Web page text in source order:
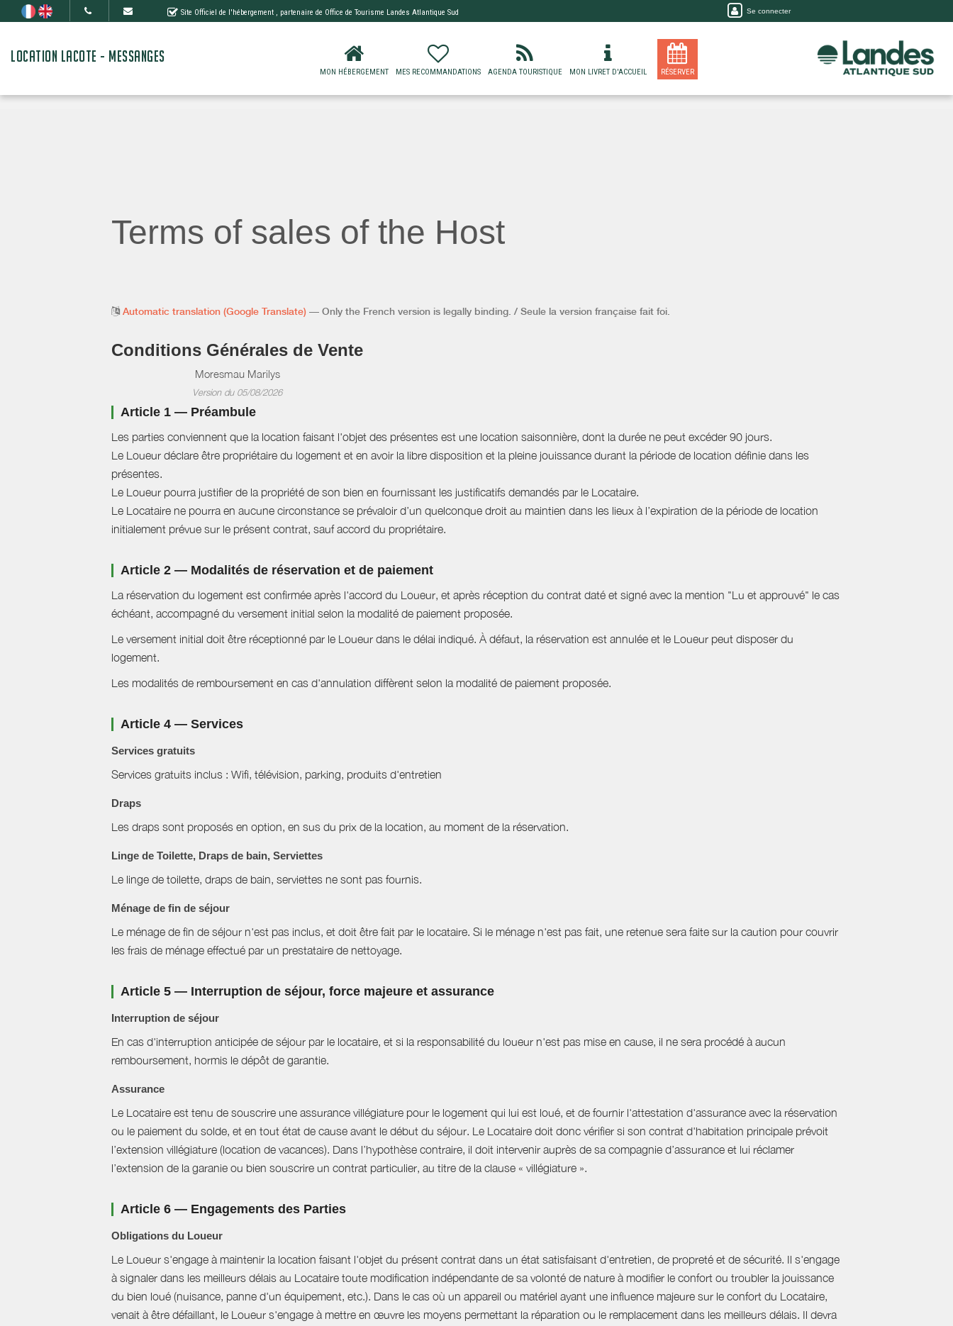
Site Officiel de l'hébergement , partenaire de Office de Tourisme Landes Atlantique Sud Se connecter
LOCATION LACOTE - MESSANGES
MON HÉBERGEMENT MES RECOMMANDATIONS AGENDA TOURISTIQUE MON LIVRET D'ACCUEIL RÉSERVER
Terms of sales of the Host
Automatic translation (Google Translate) — Only the French version is legally binding. / Seule la version française fait foi.
Conditions Générales de Vente
Moresmau Marilys
Version du 05/08/2026
Article 1 — Préambule
Les parties conviennent que la location faisant l'objet des présentes est une location saisonnière, dont la durée ne peut excéder 90 jours.
Le Loueur déclare être propriétaire du logement et en avoir la libre disposition et la pleine jouissance durant la période de location définie dans les
présentes.
Le Loueur pourra justifier de la propriété de son bien en fournissant les justificatifs demandés par le Locataire.
Le Locataire ne pourra en aucune circonstance se prévaloir d’un quelconque droit au maintien dans les lieux à l’expiration de la période de location
initialement prévue sur le présent contrat, sauf accord du propriétaire.
Article 2 — Modalités de réservation et de paiement
La réservation du logement est confirmée après l'accord du Loueur, et après réception du contrat daté et signé avec la mention "Lu et approuvé" le cas
échéant, accompagné du versement initial selon la modalité de paiement proposée.
Le versement initial doit être réceptionné par le Loueur dans le délai indiqué. À défaut, la réservation est annulée et le Loueur peut disposer du
logement.
Les modalités de remboursement en cas d'annulation diffèrent selon la modalité de paiement proposée.
Article 4 — Services
Services gratuits
Services gratuits inclus : Wifi, télévision, parking, produits d'entretien
Draps
Les draps sont proposés en option, en sus du prix de la location, au moment de la réservation.
Linge de Toilette, Draps de bain, Serviettes
Le linge de toilette, draps de bain, serviettes ne sont pas fournis.
Ménage de fin de séjour
Le ménage de fin de séjour n'est pas inclus, et doit être fait par le locataire. Si le ménage n'est pas fait, une retenue sera faite sur la caution pour couvrir
les frais de ménage effectué par un prestataire de nettoyage.
Article 5 — Interruption de séjour, force majeure et assurance
Interruption de séjour
En cas d'interruption anticipée de séjour par le locataire, et si la responsabilité du loueur n'est pas mise en cause, il ne sera procédé à aucun
remboursement, hormis le dépôt de garantie.
Assurance
Le Locataire est tenu de souscrire une assurance villégiature pour le logement qui lui est loué, et de fournir l'attestation d'assurance avec la réservation
ou le paiement du solde, et en tout état de cause avant le début du séjour. Le Locataire doit donc vérifier si son contrat d'habitation principale prévoit
l’extension villégiature (location de vacances). Dans l’hypothèse contraire, il doit intervenir auprès de sa compagnie d’assurance et lui réclamer
l’extension de la garanie ou bien souscrire un contrat particulier, au titre de la clause « villégiature ».
Article 6 — Engagements des Parties
Obligations du Loueur
Le Loueur s'engage à maintenir la location faisant l'objet du présent contrat dans un état satisfaisant d'entretien, de propreté et de sécurité. Il s'engage
à signaler dans les meilleurs délais au Locataire toute modification indépendante de sa volonté de nature à modifier le confort ou troubler la jouissance
du bien loué (nuisance, panne d'un équipement, etc.). Dans le cas où un appareil ou matériel ayant une influence majeure sur le confort du Locataire,
venait à être défaillant, le Loueur s'engage à mettre en œuvre les moyens permettant la réparation ou le remplacement dans les meilleurs délais. Il devra